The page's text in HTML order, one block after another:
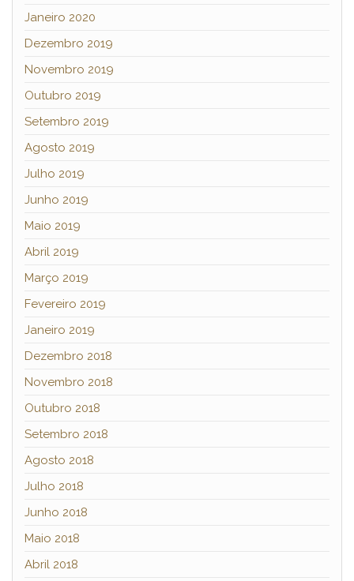
Janeiro 2020
Dezembro 2019
Novembro 2019
Outubro 2019
Setembro 2019
Agosto 2019
Julho 2019
Junho 2019
Maio 2019
Abril 2019
Março 2019
Fevereiro 2019
Janeiro 2019
Dezembro 2018
Novembro 2018
Outubro 2018
Setembro 2018
Agosto 2018
Julho 2018
Junho 2018
Maio 2018
Abril 2018